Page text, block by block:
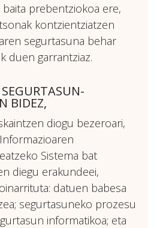
prebentziokoa ere,
kontzientziatzen
segurtasuna behar
duen garrantziaz.
BIDEZ,
diogu bezeroari,
Sistema bat
diegu erakundeei,
datuen babesa
segurtasuneko prozesu
informatikoa; eta